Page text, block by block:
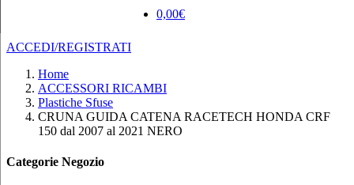
0,00€
ACCEDI/REGISTRATI
Home
ACCESSORI RICAMBI
Plastiche Sfuse
CRUNA GUIDA CATENA RACETECH HONDA CRF
150 dal 2007 al 2021 NERO
Categorie Negozio